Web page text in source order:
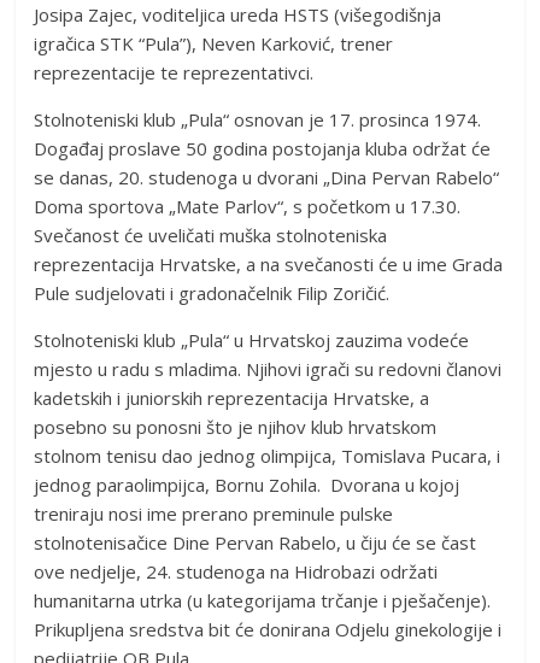
Josipa Zajec, voditeljica ureda HSTS (višegodišnja
igračica STK “Pula”), Neven Karković, trener
reprezentacije te reprezentativci.
Stolnoteniski klub „Pula“ osnovan je 17. prosinca 1974.
Događaj proslave 50 godina postojanja kluba održat će
se danas, 20. studenoga u dvorani „Dina Pervan Rabelo“
Doma sportova „Mate Parlov“, s početkom u 17.30.
Svečanost će uveličati muška stolnoteniska
reprezentacija Hrvatske, a na svečanosti će u ime Grada
Pule sudjelovati i gradonačelnik Filip Zoričić.
Stolnoteniski klub „Pula“ u Hrvatskoj zauzima vodeće
mjesto u radu s mladima. Njihovi igrači su redovni članovi
kadetskih i juniorskih reprezentacija Hrvatske, a
posebno su ponosni što je njihov klub hrvatskom
stolnom tenisu dao jednog olimpijca, Tomislava Pucara, i
jednog paraolimpijca, Bornu Zohila. Dvorana u kojoj
treniraju nosi ime prerano preminule pulske
stolnotenisačice Dine Pervan Rabelo, u čiju će se čast
ove nedjelje, 24. studenoga na Hidrobazi održati
humanitarna utrka (u kategorijama trčanje i pješačenje).
Prikupljena sredstva bit će donirana Odjelu ginekologije i